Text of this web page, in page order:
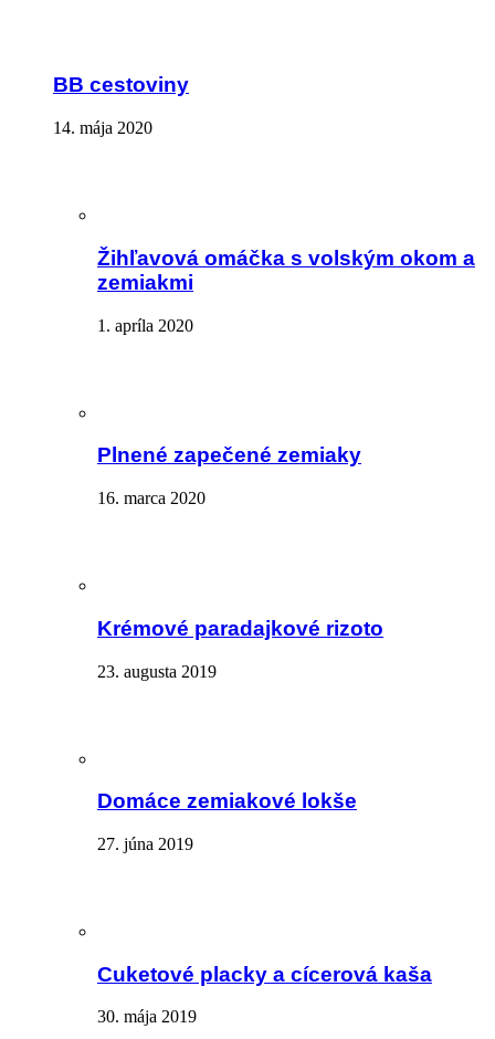
BB cestoviny
14. mája 2020
Žihľavová omáčka s volským okom a
zemiakmi
1. apríla 2020
Plnené zapečené zemiaky
16. marca 2020
Krémové paradajkové rizoto
23. augusta 2019
Domáce zemiakové lokše
27. júna 2019
Cuketové placky a cícerová kaša
30. mája 2019